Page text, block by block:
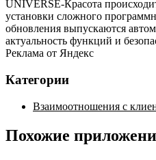
UNIVERSE‑Красота
установки сложного
обновления выпускаются
актуальность функций и
Реклама от Яндекс
Категории
Взаимоотношения с
Похожие